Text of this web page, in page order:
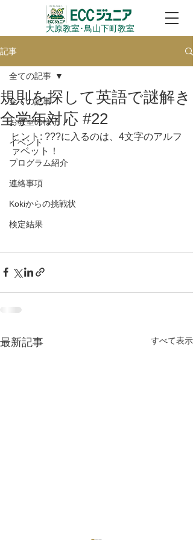
大原教室​･鳥山下町教室
記事
全ての記事
お教室の様子
イベント
プログラム紹介
連絡事項
Kokiからの挑戦状
検定結果
全ての記事
規則を探して英語で謎解き
全学年対応 #22
ヒント: ???に入るのは、4文字のアルフ
ァベット！
最新記事 すべて表示